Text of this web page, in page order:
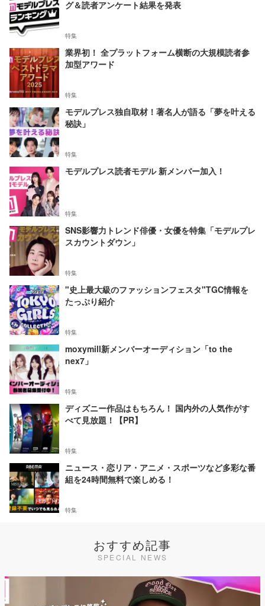
グ＆読者アンケート結果を発表
特集
業界初！ 全プラットフォーム横断の大規模読者参
加型アワード
特集
モデルプレス独自取材！著名人が語る「夢を叶える
秘訣」
特集
モデルプレス読者モデル 新メンバー加入！
特集
SNS影響力トレンド俳優・女優を特集「モデルプレ
スカウントダウン」
特集
"史上最大級のファッションフェスタ"TGC情報を
たっぷり紹介
特集
moxymill新メンバーオーディション「to the
nex7」
特集
ディズニー作品はもちろん！ 国内外の人気作がす
べて見放題！【PR】
特集
ニュース・恋リア・アニメ・スポーツなど多彩な番
組を24時間無料で楽しめる！
特集
おすすめ記事
SPECIAL NEWS